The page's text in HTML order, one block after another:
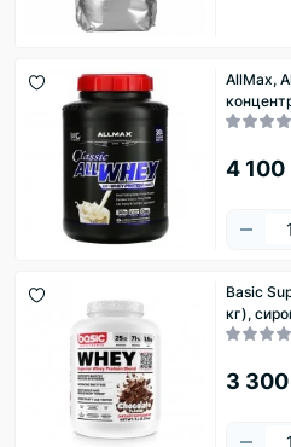
AllMax,
4 100
Basic
кг),
3 300